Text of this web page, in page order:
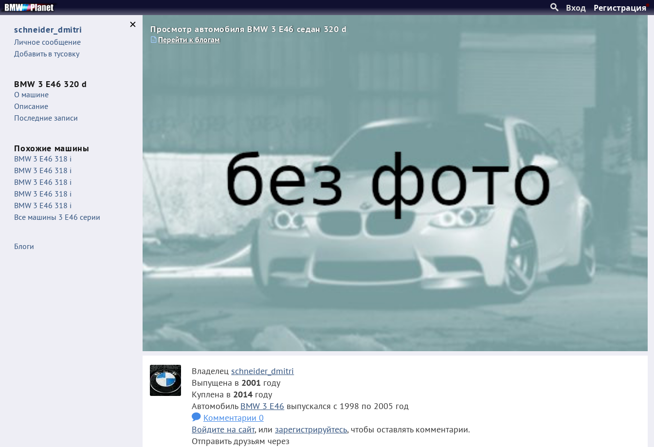
Вход Регистрация
schneider_dmitri
Личное сообщение
Добавить в тусовку
BMW 3 E46 320 d
О машине
Описание
Последние записи
Похожие машины
BMW 3 E46 318 i
BMW 3 E46 318 i
BMW 3 E46 318 i
BMW 3 E46 318 i
BMW 3 E46 318 i
Все машины 3 E46 серии
Блоги
Просмотр автомобиля BMW 3 E46 седан 320 d
Перейти к блогам
Владелец schneider_dmitri
Выпущена в 2001 году
Куплена в 2014 году
Автомобиль BMW 3 E46 выпускался с 1998 по 2005 год
Комментарии 0
Войдите на сайт, или зарегистрируйтесь, чтобы оставлять комментарии.
Отправить друзьям через